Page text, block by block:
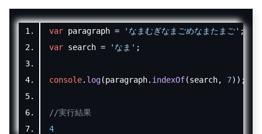
var paragraph = 'なまむぎなまごめなまたまご' ;
var search = 'なま' ;
console. log(paragraph. indexOf(search, 7));
//実行結果
4